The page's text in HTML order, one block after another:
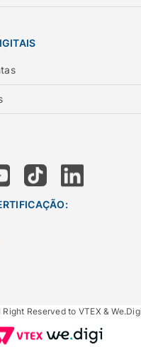
Right Reserved to VTEX & We.Digi